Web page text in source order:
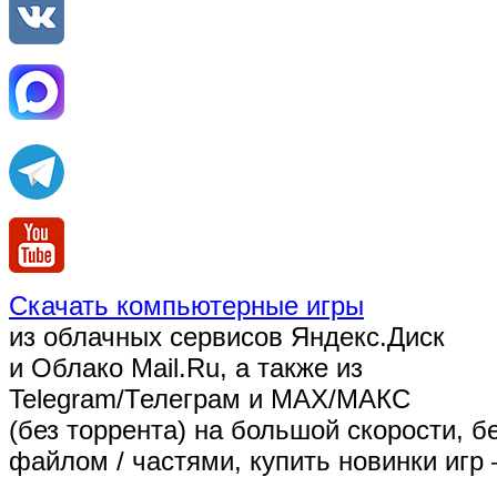
Скачать компьютерные игры
из облачных сервисов Яндекс.Диск
и Облако Mail.Ru, а также из
Telegram/Телеграм и MAX/МАКС
(без торрента) на большой скорости,
файлом / частями, купить новинки